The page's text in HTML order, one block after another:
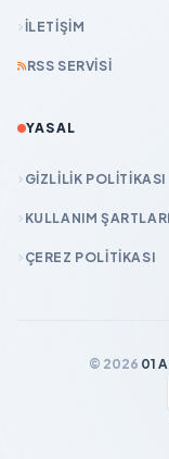
İLETIŞIM
RSS SERVISI
YASAL
GIZLILIK POLITIKASI
KULLANIM ŞARTLARI
ÇEREZ POLITIKASI
© 2026 01